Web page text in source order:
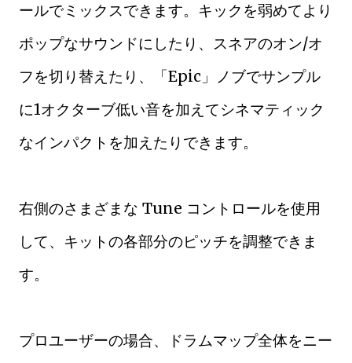
ールでミックスできます。キックを弱めてより
ポップなサウンドにしたり、スネアのオン/オ
フを切り替えたり、「Epic」ノブでサンプル
に1オクターブ低い音を加えてシネマティック
なインパクトを加えたりできます。
右側のさまざまな Tune コントロールを使用
して、キットの各部分のピッチを調整できま
す。
プロユーザーの場合、ドラムマップ全体をニー